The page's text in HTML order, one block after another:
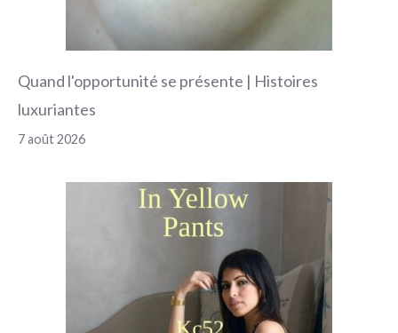
Quand l'opportunité se présente | Histoires
luxuriantes
7 août 2026